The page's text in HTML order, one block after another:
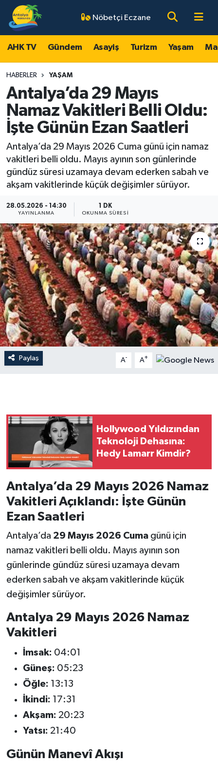
Nöbetçi Eczane
AHK TV Gündem Asayiş Turizm Yaşam
HABERLER YAŞAM
Antalya’da 29 Mayıs
Namaz Vakitleri Belli Oldu:
İşte Günün Ezan Saatleri
Antalya’da 29 Mayıs 2026 Cuma günü için namaz
vakitleri belli oldu. Mayıs ayının son günlerinde
gündüz süresi uzamaya devam ederken sabah ve
akşam vakitlerinde küçük değişimler sürüyor.
28.05.2026 - 14:30
YAYINLANMA
1 DK
OKUNMA SÜRESI
Paylaş A- A+
Hollywood Yıldızından
Teknoloji Dehasına:
Hedy Lamarr Kimdir?
Antalya’da 29 Mayıs 2026 Namaz
Vakitleri Açıklandı: İşte Günün
Ezan Saatleri
Antalya’da 29 Mayıs 2026 Cumagünü için
namaz vakitleri belli oldu. Mayıs ayının son
günlerinde gündüz süresi uzamaya devam
ederken sabah ve akşam vakitlerinde küçük
değişimler sürüyor.
Antalya 29 Mayıs 2026 Namaz
Vakitleri
İmsak: 04:01
Güneş: 05:23
Öğle: 13:13
İkindi: 17:31
Akşam: 20:23
Yatsı: 21:40
Günün Manevî Akışı
AHK TV
Gündem
Asayiş
Turizm
Magazin
Ekonomi
Spor
Dünya
Resmi Reklamlar
Antalya Nöbetçi Eczaneler
Antalya Hava Durumu
Antalya Namaz Vakitleri
Antalya Trafik Yoğunluk Haritası
Tüm Manşetler
Son Dakika Haberleri
Haber Arşivi